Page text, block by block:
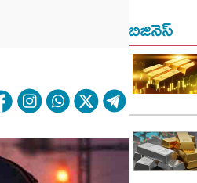
బిజినెస్